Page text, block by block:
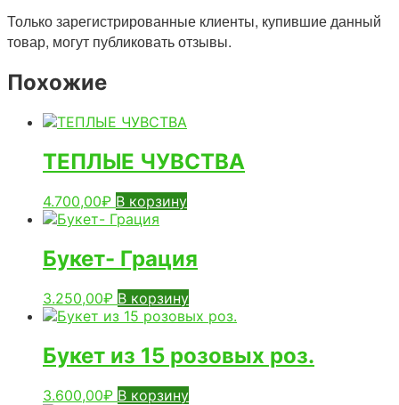
Только зарегистрированные клиенты, купившие данный
товар, могут публиковать отзывы.
Похожие
ТЕПЛЫЕ ЧУВСТВА
4.700,00₽ В корзину
Букет- Грация
3.250,00₽ В корзину
Букет из 15 розовых роз.
3.600,00₽ В корзину